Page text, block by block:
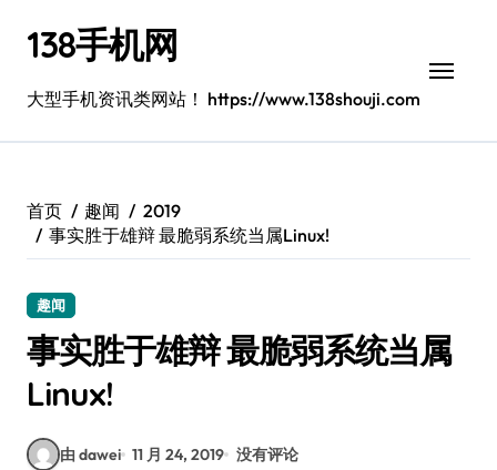
138手机网
大型手机资讯类网站！ https://www.138shouji.com
首页 趣闻
2019
事实胜于雄辩 最脆弱系统当属Linux!
趣闻
事实胜于雄辩 最脆弱系统当属
Linux!
由 dawei 11 月 24, 2019 没有评论